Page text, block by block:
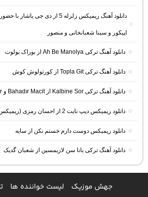
دانلود آهنگ ریمیکس زلزله 5 از دی
اپیکور و سینا شعبانخانی و منصور
دانلود آهنگ ترکی Ah Be Manolya از بوراک بولوت
دانلود آهنگ ترکی Topla Git از کورتولوش کوش
دانلود آهنگ ترکی Kalbine Sor از Bahadır Macit و Tunahan Sakar
دانلود ریمیکس دیپ نایت 2 از احسان رمزی (ریمیکس طولانی غمگین)
دانلود ریمیکس دوست دارم خستم نکن از سایه
دانلود آهنگ ترکی بانا سن لازیمسین از شعبان گدیک
جهش موزیک لیست خواننده ها